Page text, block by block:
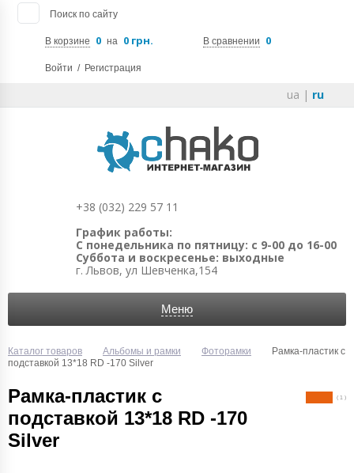
Поиск по сайту
В корзине 0 на 0 грн. В сравнении 0
Войти / Регистрация
ua | ru
+38 (032) 229 57 11
График работы:
С понедельника по пятницу: с 9-00 до 16-00
Суббота и воскресенье: выходные
г. Львов, ул Шевченка,154
Меню
Каталог товаров Альбомы и рамки Фоторамки
Рамка-пластик с
подставкой 13*18 RD -170 Silver
Рамка-пластик с
подставкой 13*18 RD -170
Silver
( 1 )